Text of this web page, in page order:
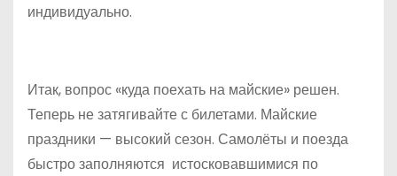
индивидуально.
Итак, вопрос «куда поехать на майские» решен.
Теперь не затягивайте с билетами. Майские
праздники — высокий сезон. Самолёты и поезда
быстро заполняются истосковавшимися по